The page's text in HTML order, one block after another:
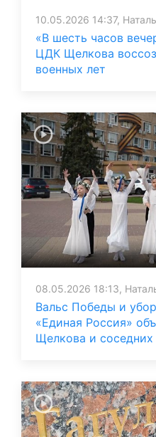
10.05.2026 14:37,
«В шесть часов
ЦДК Щелкова
военных лет
08.05.2026 18:13,
Вальс Победы и
«Единая Россия»
Щелкова и соседних